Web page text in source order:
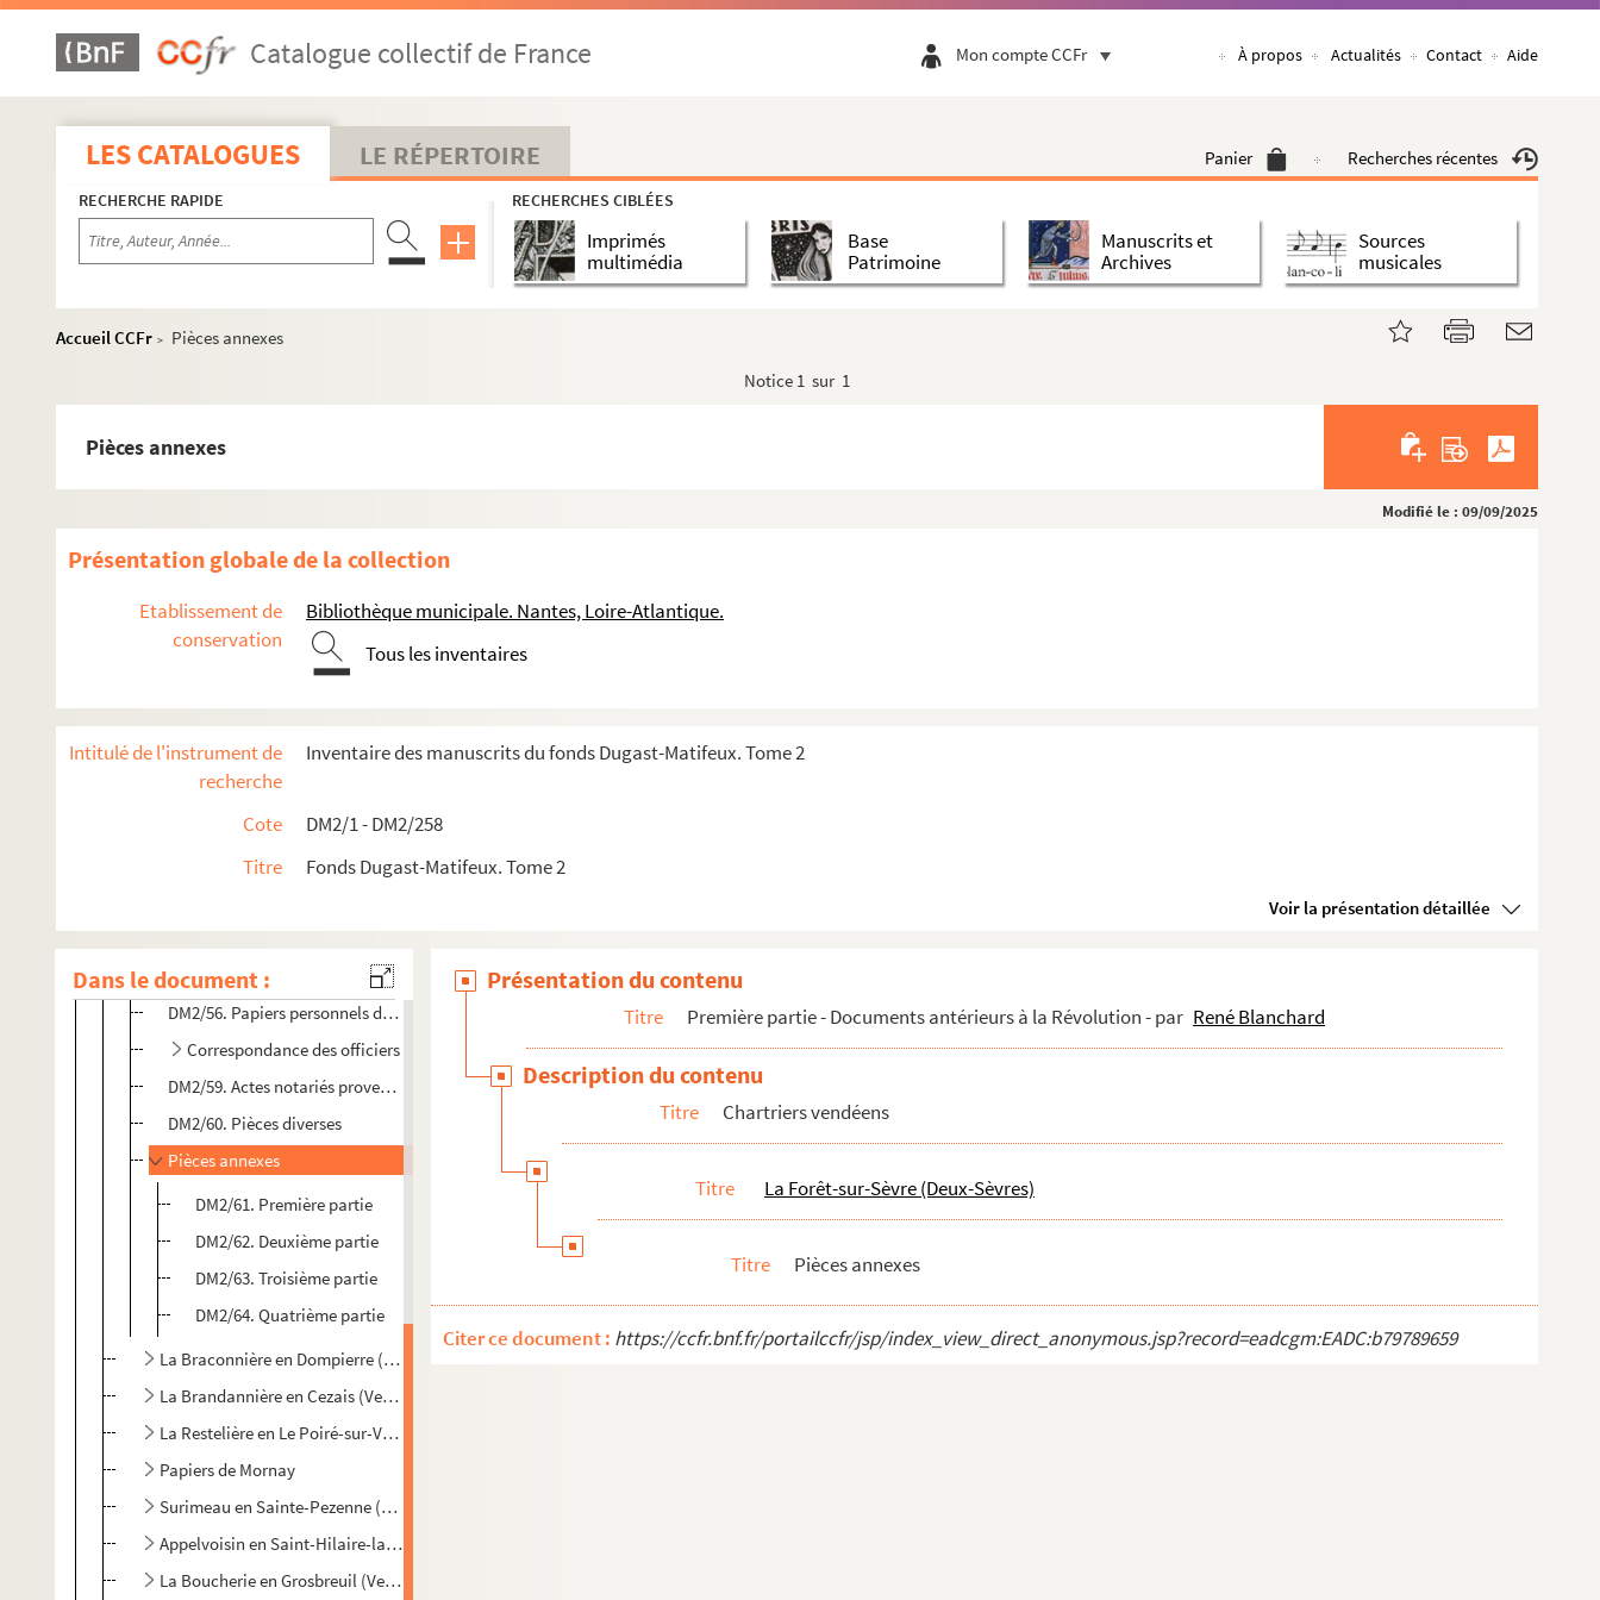
Catalogue collectif de France Mon compte CCFr À propos Actualités Contact Aide
LES CATALOGUES LE RÉPERTOIRE Panier Recherches récentes
RECHERCHE RAPIDE RECHERCHES CIBLÉES
Imprimés
multimédia
Base
Patrimoine
Manuscrits et
Archives
Sources
musicales
Accueil CCFr >
Pièces annexes
Notice 1 sur 1
Pièces annexes
Modifié le : 09/09/2025
Présentation globale de la collection
Etablissement de
conservation
Bibliothèque municipale. Nantes, Loire-Atlantique.
Tous les inventaires
Intitulé de l'instrument de
recherche
Inventaire des manuscrits du fonds Dugast-Matifeux. Tome 2
Cote
DM2/1 - DM2/258
Titre
Fonds Dugast-Matifeux. Tome 2
Voir la présentation détaillée
Dans le document :
Chartriers vendéens
La Maisonneuve en Montournais (Vendée)
La Geffardière en Montournais (Vendée)
La Forêt-sur-Sèvre (Deux-Sèvres)
DM2/41. Juridiction
Famille Jousseaume
Famille Mornay
Famille de Jaucourt
DM2/52. Familles parentes des seigneurs
Procès des seigneurs
DM2/56. Papiers personnels des officiers
Correspondance des officiers
DM2/59. Actes notariés provenant des officiers
DM2/60. Pièces diverses
Pièces annexes
DM2/61. Première partie
DM2/62. Deuxième partie
DM2/63. Troisième partie
DM2/64. Quatrième partie
La Braconnière en Dompierre (Vendée)
La Brandannière en Cezais (Vendée)
La Restelière en Le Poiré-sur-Vie (Vendée)
Papiers de Mornay
Surimeau en Sainte-Pezenne (Deux-Sèvres)
Appelvoisin en Saint-Hilaire-la-Forêt (Vendée)
La Boucherie en Grosbreuil (Vendée)
Présentation du contenu
Titre Première partie - Documents antérieurs à la Révolution - par René Blanchard
Description du contenu
Titre Chartriers vendéens
Titre La Forêt-sur-Sèvre (Deux-Sèvres)
Titre Pièces annexes
Citer ce document : https://ccfr.bnf.fr/portailccfr/jsp/index_view_direct_anonymous.jsp?record=eadcgm:EADC:b79789659